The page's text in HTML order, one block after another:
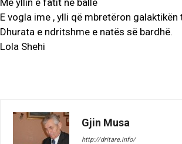
Me yllin e fatit në ballë
E vogla ime , ylli që mbretëron galaktikën
Dhurata e ndritshme e natës së bardhë.
Lola Shehi
Gjin Musa
http://dritare.info/